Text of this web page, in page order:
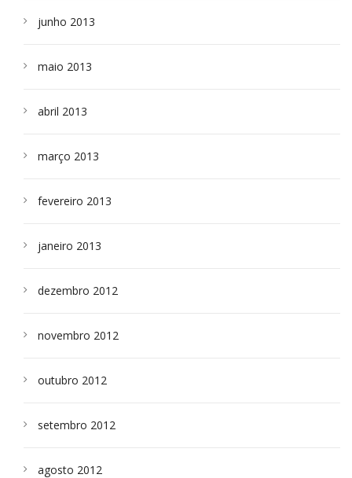
junho 2013
maio 2013
abril 2013
março 2013
fevereiro 2013
janeiro 2013
dezembro 2012
novembro 2012
outubro 2012
setembro 2012
agosto 2012